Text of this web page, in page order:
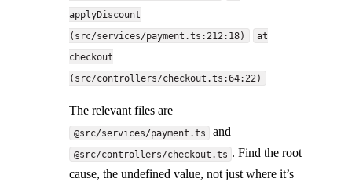
applyDiscount
(src/services/payment.ts:212:18)
at
checkout
(src/controllers/checkout.ts:64:22)
The relevant files are
@src/services/payment.ts and
@src/controllers/checkout.ts . Find the root
cause, the undefined value, not just where it’s